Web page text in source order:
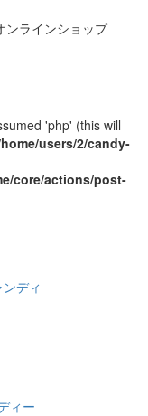
ンラインショップ
'php' (this will
users/2/candy-
core/actions/post-
ディ
ィー